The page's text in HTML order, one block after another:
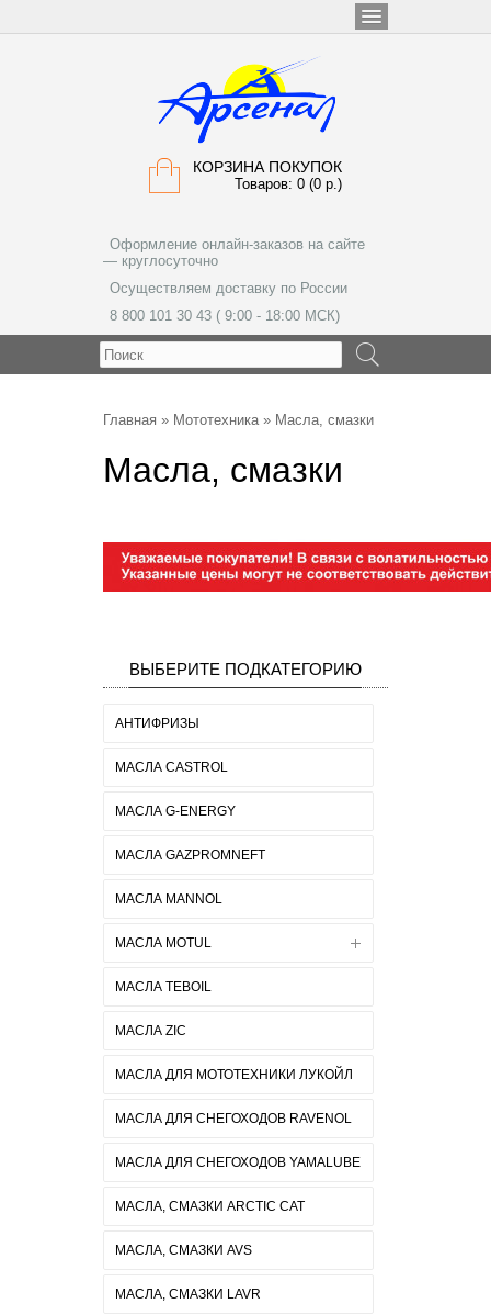
КОРЗИНА ПОКУПОК
Товаров: 0 (0 р.)
Оформление онлайн-заказов на сайте
— круглосуточно
Осуществляем доставку по России
8 800 101 30 43 ( 9:00 - 18:00 МСК)
Главная » Мототехника» Масла, смазки
Масла, смазки
ВЫБЕРИТЕ ПОДКАТЕГОРИЮ
АНТИФРИЗЫ
МАСЛА CASTROL
МАСЛА G-ENERGY
МАСЛА GAZPROMNEFT
МАСЛА MANNOL
МАСЛА MOTUL
МАСЛА TEBOIL
МАСЛА ZIC
МАСЛА ДЛЯ МОТОТЕХНИКИ ЛУКОЙЛ
МАСЛА ДЛЯ СНЕГОХОДОВ RAVENOL
МАСЛА ДЛЯ СНЕГОХОДОВ YAMALUBE
МАСЛА, СМАЗКИ ARCTIC CAT
МАСЛА, СМАЗКИ AVS
МАСЛА, СМАЗКИ LAVR